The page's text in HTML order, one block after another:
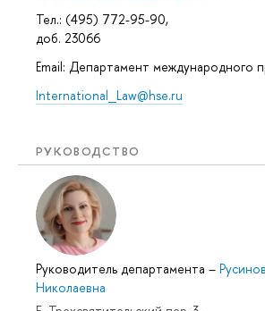
Тел.: (495) 772-95-90,
доб. 23066
Email: Департамент международного
International_Law@hse.ru
РУКОВОДСТВО
Руководитель департамента –
Николаевна